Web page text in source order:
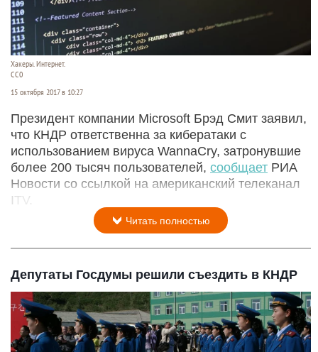
Хакеры. Интернет.
СС0
15 октября 2017 в 10:27
Президент компании Microsoft Брэд Смит заявил,
что КНДР ответственна за кибератаки с
использованием вируса WannaCry, затронувшие
более 200 тысяч пользователей, сообщает РИА
Новости со ссылкой на американский телеканал
ITV.
Читать полностью
Депутаты Госдумы решили съездить в КНДР